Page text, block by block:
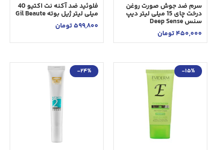
سرم ضد جوش صورت روغن
درخت چای 15 میلی لیتر دیپ
سنس Deep Sense
450,000تومان
فلوئید ضد آکنه نت اکتیو 40
میلی لیتر ژیل بوته Gil Beaute
599,800تومان
-15%
-24%